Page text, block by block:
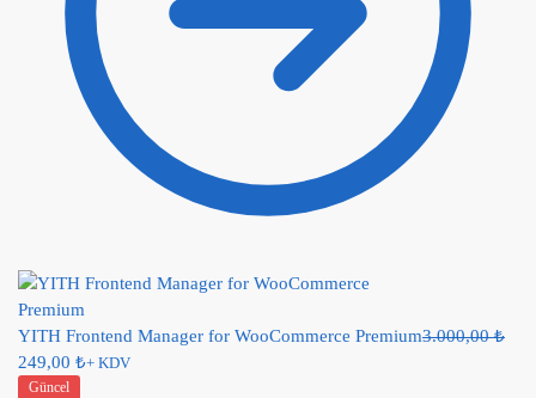
YITH Frontend Manager for WooCommerce Premium3.000,00₺
249,00 ₺+ KDV
Güncel